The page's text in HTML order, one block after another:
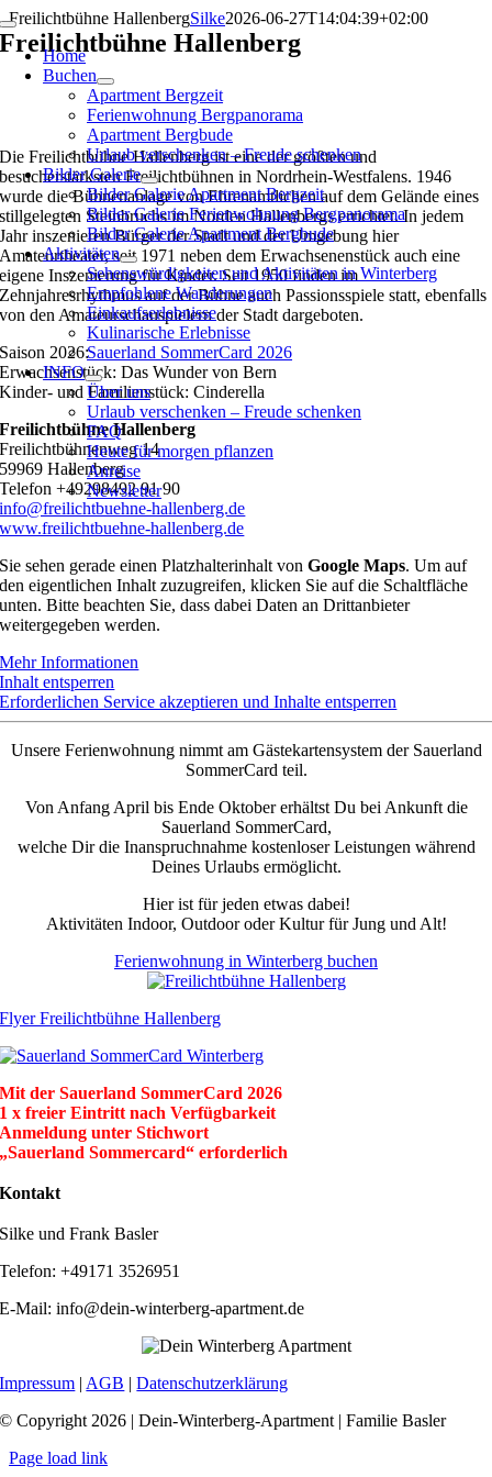
Zum
Inhalt
springen
Toggle
Navigation
Home
Buchen
Apartment Bergzeit
Ferienwohnung Bergpanorama
Apartment Bergbude
Urlaub verschenken – Freude schenken
Bilder Galerie
Bilder Galerie Apartment Bergzeit
Bilder Galerie Ferienwohnung Bergpanorama
Bilder Galerie Apartment Bergbude
Aktivitäten
Sehenswürdigkeiten und Aktivitäten in Winterberg
Empfohlene Wanderungen
Einkaufserlebnisse
Kulinarische Erlebnisse
Sauerland SommerCard 2026
INFO
Über uns
Urlaub verschenken – Freude schenken
FAQ
Heute für morgen pflanzen
Anreise
Newsletter
Freilichtbühne HallenbergSilke2026-06-27T14:04:39+02:00
Freilichtbühne Hallenberg
Die Freilichtbühne Hallenberg ist eine der größten und
besucherstärksten Freilichtbühnen in Nordrhein-Westfalens. 1946
wurde die Bühnenanlage von Ehrenamtlichen auf dem Gelände eines
stillgelegten Steinbruchs im Norden Hallenbergs errichtet. In jedem
Jahr inszenieren Bürger der Stadt und der Umgebung hier
Amateurtheater, seit 1971 neben dem Erwachsenenstück auch eine
eigene Inszenierung für Kinder. Seit 1950 finden im
Zehnjahresrhythmus auf der Bühne auch Passionsspiele statt, ebenfalls
von den Amateurschauspielern der Stadt dargeboten.
Saison 2026:
Erwachsenstück: Das Wunder von Bern
Kinder- und Familienstück: Cinderella
Freilichtbühne Hallenberg
Freilichtbühnenweg 14
59969 Hallenberg
Telefon +49298492 91 90
info@freilichtbuehne-hallenberg.de
www.freilichtbuehne-hallenberg.de
Sie sehen gerade einen Platzhalterinhalt vonGoogle Maps. Um auf
den eigentlichen Inhalt zuzugreifen, klicken Sie auf die Schaltfläche
unten. Bitte beachten Sie, dass dabei Daten an Drittanbieter
weitergegeben werden.
Mehr Informationen
Inhalt entsperren
Erforderlichen Service akzeptieren und Inhalte entsperren
Unsere Ferienwohnung nimmt am Gästekartensystem der Sauerland
SommerCard teil.
Von Anfang April bis Ende Oktober erhältst Du bei Ankunft die
Sauerland SommerCard,
welche Dir die Inanspruchnahme kostenloser Leistungen während
Deines Urlaubs ermöglicht.
Hier ist für jeden etwas dabei!
Aktivitäten Indoor, Outdoor oder Kultur für Jung und Alt!
Ferienwohnung in Winterberg buchen
Flyer Freilichtbühne Hallenberg
Mit der Sauerland SommerCard 2026
1 x freier Eintritt nach Verfügbarkeit
Anmeldung unter Stichwort
„Sauerland Sommercard“ erforderlich
Kontakt
Silke und Frank Basler
Telefon: +49171 3526951
E-Mail: info@dein-winterberg-apartment.de
Impressum | AGB |Datenschutzerklärung
© Copyright 2026 | Dein-Winterberg-Apartment | Familie Basler
Page load link